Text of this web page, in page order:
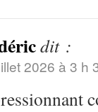
dit :
2026 à 3 h